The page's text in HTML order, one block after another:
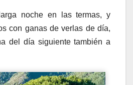
noche en las termas, y
con ganas de verlas de día,
del día siguiente también a